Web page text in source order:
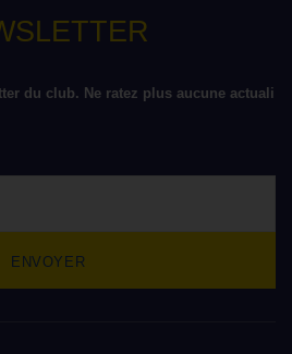
du club. Ne ratez plus aucune actuali